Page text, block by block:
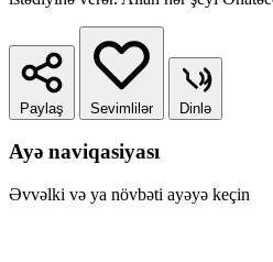
Paylaş Sevimlilər Dinlə
Ayə naviqasiyası
Əvvəlki və ya növbəti ayəyə keçin